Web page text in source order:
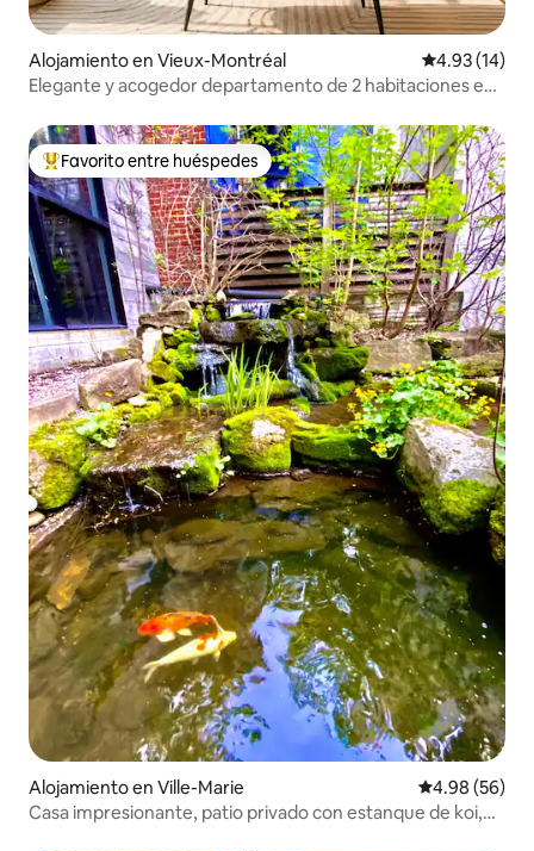
Alojamiento en Vieux-Montréal Calificación
4.93 (14)
Elegante y acogedor departamento de 2 habitaciones en
Favorito entre huéspedes preferido
Favorito entre huéspedes
Alojamiento en Ville-Marie Calificación
4.98 (56)
Casa impresionante, patio privado con estanque de koi,